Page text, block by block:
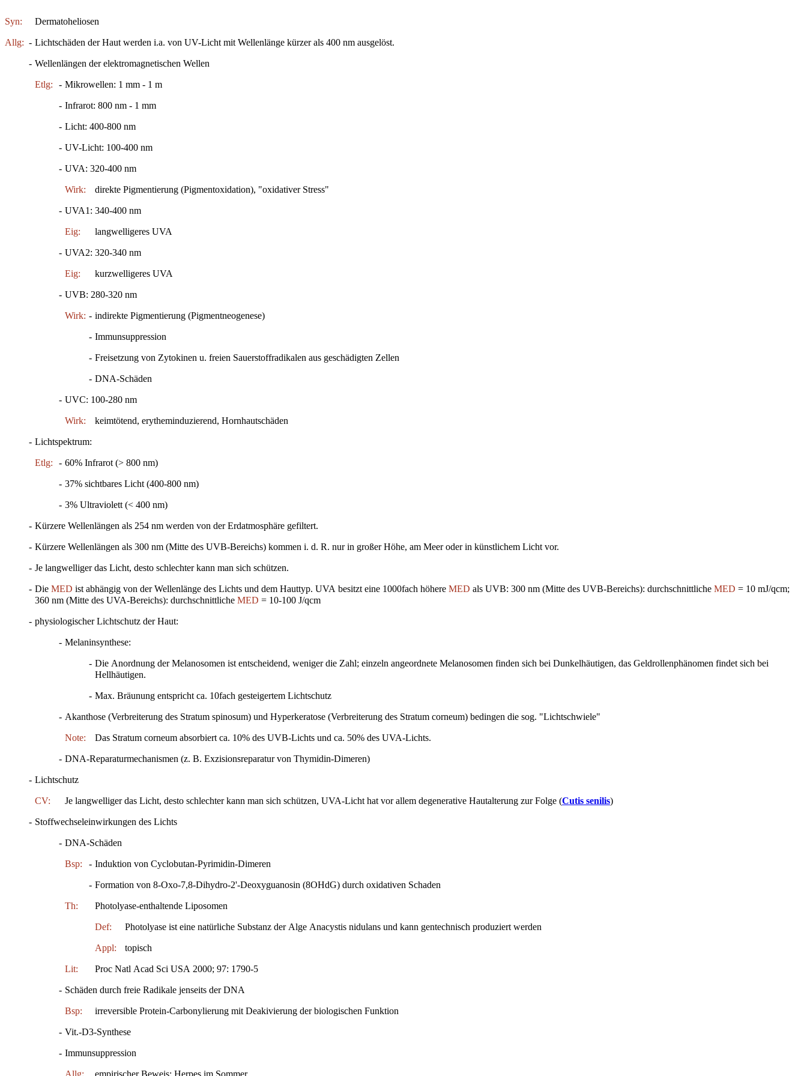
Syn: Dermatoheliosen
Allg: - Lichtschäden der Haut werden i.a. von UV-Licht mit Wellenlänge kürzer als 400 nm ausgelöst.
- Wellenlängen der elektromagnetischen Wellen
Etlg: - Mikrowellen: 1 mm - 1 m
- Infrarot: 800 nm - 1 mm
- Licht: 400-800 nm
- UV-Licht: 100-400 nm
- UVA: 320-400 nm
Wirk: direkte Pigmentierung (Pigmentoxidation), "oxidativer Stress"
- UVA1: 340-400 nm
Eig: langwelligeres UVA
- UVA2: 320-340 nm
Eig: kurzwelligeres UVA
- UVB: 280-320 nm
Wirk: - indirekte Pigmentierung (Pigmentneogenese)
- Immunsuppression
- Freisetzung von Zytokinen u. freien Sauerstoffradikalen aus geschädigten Zellen
- DNA-Schäden
- UVC: 100-280 nm
Wirk: keimtötend, erytheminduzierend, Hornhautschäden
- Lichtspektrum:
Etlg: - 60% Infrarot (> 800 nm)
- 37% sichtbares Licht (400-800 nm)
- 3% Ultraviolett (< 400 nm)
- Kürzere Wellenlängen als 254 nm werden von der Erdatmosphäre gefiltert.
- Kürzere Wellenlängen als 300 nm (Mitte des UVB-Bereichs) kommen i. d. R. nur in großer Höhe, am Meer oder in künstlichem Licht vor.
- Je langwelliger das Licht, desto schlechter kann man sich schützen.
- Die MED ist abhängig von der Wellenlänge des Lichts und dem Hauttyp. UVA besitzt eine 1000fach höhere MED als UVB: 300 nm (Mitte des UVB-Bereichs): durchschnittliche MED = 10 mJ/qcm;
360 nm (Mitte des UVA-Bereichs): durchschnittliche MED = 10-100 J/qcm
- physiologischer Lichtschutz der Haut:
- Melaninsynthese:
- Die Anordnung der Melanosomen ist entscheidend, weniger die Zahl; einzeln angeordnete Melanosomen finden sich bei Dunkelhäutigen, das Geldrollenphänomen findet sich bei
Hellhäutigen.
- Max. Bräunung entspricht ca. 10fach gesteigertem Lichtschutz
- Akanthose (Verbreiterung des Stratum spinosum) und Hyperkeratose (Verbreiterung des Stratum corneum) bedingen die sog. "Lichtschwiele"
Note: Das Stratum corneum absorbiert ca. 10% des UVB-Lichts und ca. 50% des UVA-Lichts.
- DNA-Reparaturmechanismen (z. B. Exzisionsreparatur von Thymidin-Dimeren)
- Lichtschutz
CV: Je langwelliger das Licht, desto schlechter kann man sich schützen, UVA-Licht hat vor allem degenerative Hautalterung zur Folge (Cutis senilis)
- Stoffwechseleinwirkungen des Lichts
- DNA-Schäden
Bsp: - Induktion von Cyclobutan-Pyrimidin-Dimeren
- Formation von 8-Oxo-7,8-Dihydro-2'-Deoxyguanosin (8OHdG) durch oxidativen Schaden
Th: Photolyase-enthaltende Liposomen
Def: Photolyase ist eine natürliche Substanz der Alge Anacystis nidulans und kann gentechnisch produziert werden
Appl: topisch
Lit: Proc Natl Acad Sci USA 2000; 97: 1790-5
- Schäden durch freie Radikale jenseits der DNA
Bsp: irreversible Protein-Carbonylierung mit Deakivierung der biologischen Funktion
- Vit.-D3-Synthese
- Immunsuppression
Allg: empirischer Beweis: Herpes im Sommer